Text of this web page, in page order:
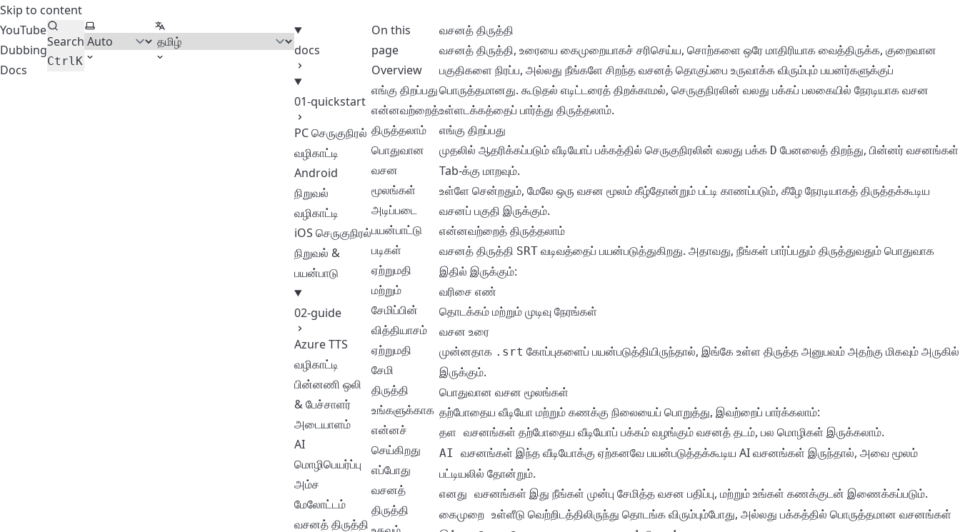
Skip to content
YouTube
Dubbing
Docs
Search
CtrlK
Select themeSelect language
docs
01-quickstart
PC செருகுநிரல்
வழிகாட்டி
Android
நிறுவல்
வழிகாட்டி
iOS செருகுநிரல்
நிறுவல் &
பயன்பாடு
02-guide
Azure TTS
வழிகாட்டி
பின்னணி ஒலி
& பேச்சாளர்
அடையாளம்
AI
மொழிபெயர்ப்பு
அம்ச
மேலோட்டம்
வசனத் திருத்தி
On this
page
Overview
எங்கு திறப்பது
என்னவற்றைத்
திருத்தலாம்
பொதுவான
வசன
மூலங்கள்
அடிப்படை
பயன்பாட்டு
படிகள்
ஏற்றுமதி
மற்றும்
சேமிப்பின்
வித்தியாசம்
ஏற்றுமதி
சேமி
திருத்தி
உங்களுக்காக
என்னச்
செய்கிறது
எப்போது
வசனத்
திருத்தி
வசனத் திருத்தி
வசனத் திருத்தி, உரையை கைமுறையாகச் சரிசெய்ய, சொற்களை ஒரே மாதிரியாக வைத்திருக்க, குறைவான
பகுதிகளை நிரப்ப, அல்லது நீங்களே சிறந்த வசனத் தொகுப்பை உருவாக்க விரும்பும் பயனர்களுக்குப்
பொருத்தமானது. கூடுதல் எடிட்டரைத் திறக்காமல், செருகுநிரலின் வலது பக்கப் பலகையில் நேரடியாக வசன
உள்ளடக்கத்தைப் பார்த்து திருத்தலாம்.
எங்கு திறப்பது
முதலில் ஆதரிக்கப்படும் வீடியோப் பக்கத்தில் செருகுநிரலின் வலது பக்க D பேனலைத் திறந்து, பின்னர் வசனங்கள்
Tab-க்கு மாறவும்.
உள்ளே சென்றதும், மேலே ஒரு வசன மூலம் கீழ்தோன்றும் பட்டி காணப்படும், கீழே நேரடியாகத் திருத்தக்கூடிய
வசனப் பகுதி இருக்கும்.
என்னவற்றைத் திருத்தலாம்
வசனத் திருத்தி SRT வடிவத்தைப் பயன்படுத்துகிறது. அதாவது, நீங்கள் பார்ப்பதும் திருத்துவதும் பொதுவாக
இதில் இருக்கும்:
வரிசை எண்
தொடக்கம் மற்றும் முடிவு நேரங்கள்
வசன உரை
முன்னதாக .srt கோப்புகளைப் பயன்படுத்தியிருந்தால், இங்கே உள்ள திருத்த அனுபவம் அதற்கு மிகவும் அருகில்
இருக்கும்.
பொதுவான வசன மூலங்கள்
தற்போதைய வீடியோ மற்றும் கணக்கு நிலையைப் பொறுத்து, இவற்றைப் பார்க்கலாம்:
தள வசனங்கள் தற்போதைய வீடியோப் பக்கம் வழங்கும் வசனத் தடம், பல மொழிகள் இருக்கலாம்.
AI வசனங்கள் இந்த வீடியோக்கு ஏற்கனவே பயன்படுத்தக்கூடிய AI வசனங்கள் இருந்தால், அவை மூலம்
பட்டியலில் தோன்றும்.
எனது வசனங்கள் இது நீங்கள் முன்பு சேமித்த வசன பதிப்பு, மற்றும் உங்கள் கணக்குடன் இணைக்கப்படும்.
கைமுறை உள்ளீடு வெற்றிடத்திலிருந்து தொடங்க விரும்பும்போது, அல்லது பக்கத்தில் பொருத்தமான வசனங்கள்